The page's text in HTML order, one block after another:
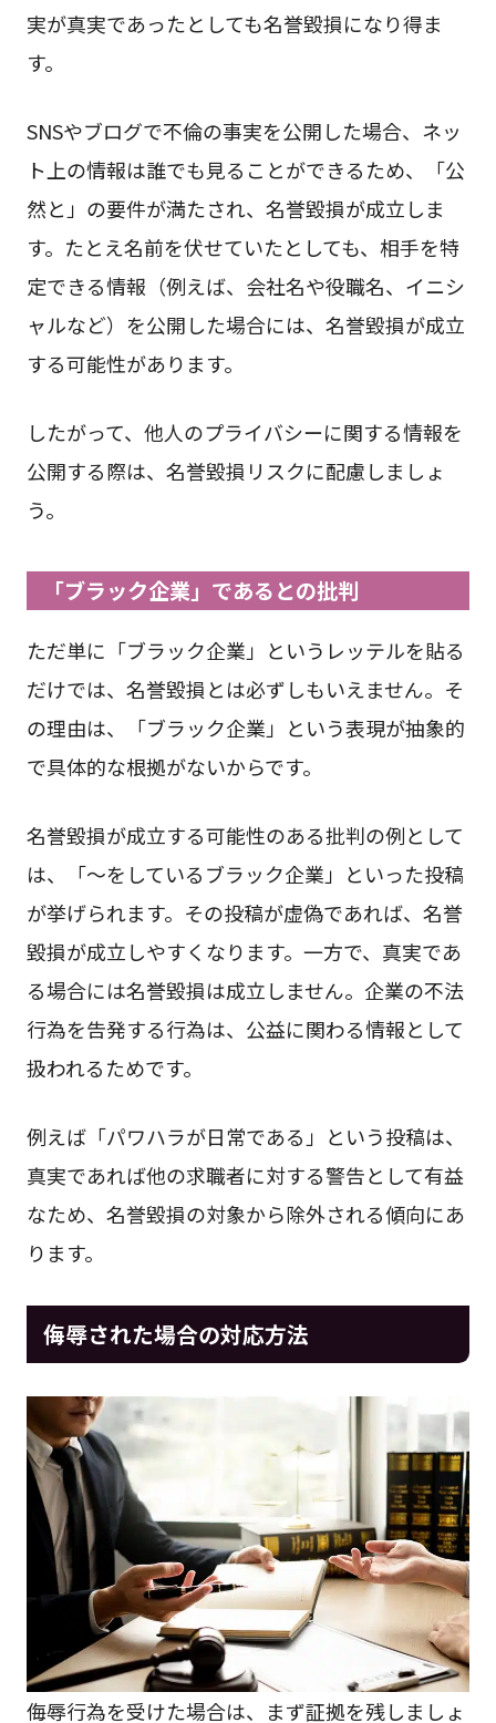
実が真実であったとしても名誉毀損になり得ま
す。
SNSやブログで不倫の事実を公開した場合、ネッ
ト上の情報は誰でも見ることができるため、「公
然と」の要件が満たされ、名誉毀損が成立しま
す。たとえ名前を伏せていたとしても、相手を特
定できる情報（例えば、会社名や役職名、イニシ
ャルなど）を公開した場合には、名誉毀損が成立
する可能性があります。
したがって、他人のプライバシーに関する情報を
公開する際は、名誉毀損リスクに配慮しましょ
う。
「ブラック企業」であるとの批判
ただ単に「ブラック企業」というレッテルを貼る
だけでは、名誉毀損とは必ずしもいえません。そ
の理由は、「ブラック企業」という表現が抽象的
で具体的な根拠がないからです。
名誉毀損が成立する可能性のある批判の例として
は、「〜をしているブラック企業」といった投稿
が挙げられます。その投稿が虚偽であれば、名誉
毀損が成立しやすくなります。一方で、真実であ
る場合には名誉毀損は成立しません。企業の不法
行為を告発する行為は、公益に関わる情報として
扱われるためです。
例えば「パワハラが日常である」という投稿は、
真実であれば他の求職者に対する警告として有益
なため、名誉毀損の対象から除外される傾向にあ
ります。
侮辱された場合の対応方法
侮辱行為を受けた場合は、まず証拠を残しましょ